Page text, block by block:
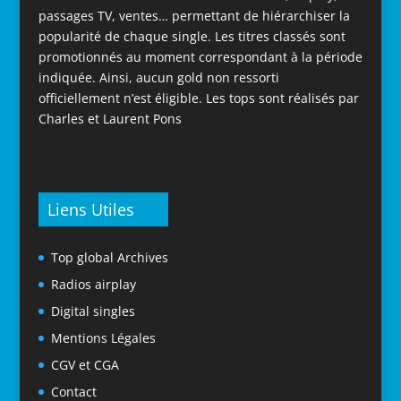
passages TV, ventes… permettant de hiérarchiser la
popularité de chaque single. Les titres classés sont
promotionnés au moment correspondant à la période
indiquée. Ainsi, aucun gold non ressorti
officiellement n’est éligible. Les tops sont réalisés par
Charles et Laurent Pons
Liens Utiles
Top global Archives
Radios airplay
Digital singles
Mentions Légales
CGV et CGA
Contact